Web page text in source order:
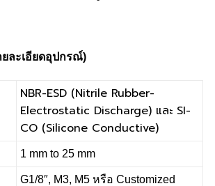
ยละเอียดอุปกรณ์)
NBR-ESD (Nitrile Rubber-
Electrostatic Discharge) และ SI-
CO (Silicone Conductive)
1 mm to 25 mm
G1/8″, M3, M5 หรือ Customized